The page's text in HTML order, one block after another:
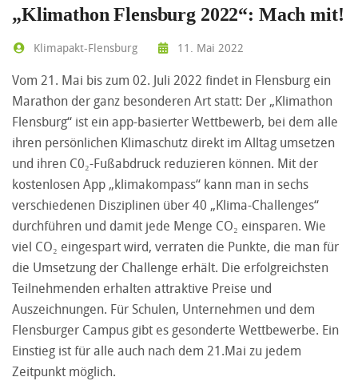
„Klimathon Flensburg 2022“: Mach mit!
Klimapakt-Flensburg 11. Mai 2022
Vom 21. Mai bis zum 02. Juli 2022 findet in Flensburg ein
Marathon der ganz besonderen Art statt: Der „Klimathon
Flensburg“ ist ein app-basierter Wettbewerb, bei dem alle
ihren persönlichen Klimaschutz direkt im Alltag umsetzen
und ihren C0₂-Fußabdruck reduzieren können. Mit der
kostenlosen App „klimakompass“ kann man in sechs
verschiedenen Disziplinen über 40 „Klima-Challenges“
durchführen und damit jede Menge CO₂ einsparen. Wie
viel CO₂ eingespart wird, verraten die Punkte, die man für
die Umsetzung der Challenge erhält. Die erfolgreichsten
Teilnehmenden erhalten attraktive Preise und
Auszeichnungen. Für Schulen, Unternehmen und dem
Flensburger Campus gibt es gesonderte Wettbewerbe. Ein
Einstieg ist für alle auch nach dem 21.Mai zu jedem
Zeitpunkt möglich.